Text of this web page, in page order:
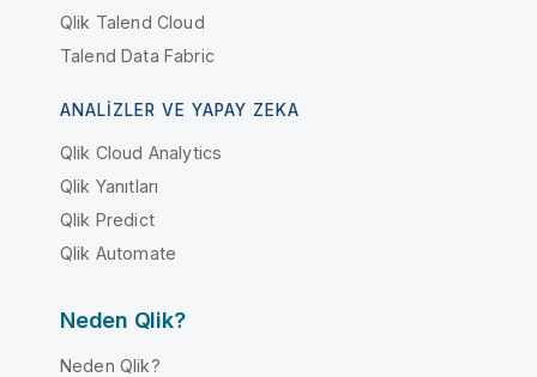
Qlik Talend Cloud
Talend Data Fabric
ANALIZLER VE YAPAY ZEKA
Qlik Cloud Analytics
Qlik Yanıtları
Qlik Predict
Qlik Automate
Neden Qlik?
Neden Qlik?